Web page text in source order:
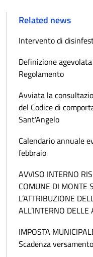
Related news
Intervento di
Definizione
Regolamento
Avviata la
del Codice di
Sant'Angelo
Calendario annuale
febbraio
AVVISO INTERNO
COMUNE DI MONTE
L’ATTRIBUZIONE
ALL’INTERNO
IMPOSTA
Scadenza